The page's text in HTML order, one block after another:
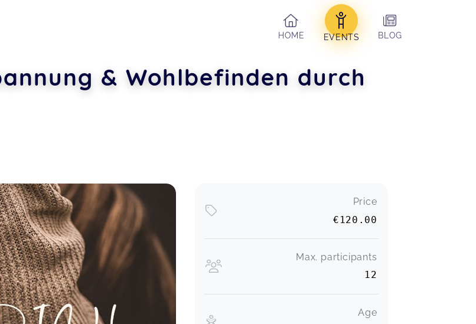
HOME
EVENTS BLOG
& Wohlbefinden durch
Price
€120.00
Max. participants
12
Age